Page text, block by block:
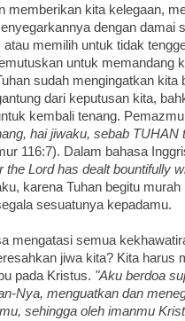
memberikan kita kelegaan,
dengan damai
memilih untuk tidak
untuk memandang
sudah mengingatkan kita
dari keputusan kita,
kembali tenang.
hai jiwaku, sebab TUHAN
116:7). Dalam bahasa
the Lord has dealt bountifully
karena Tuhan begitu
sesuatunya kepadamu.
mengatasi semua
jiwa kita? Kita harus
pada Kristus. "Aku berdoa
Nya, menguatkan dan
sehingga oleh imanmu